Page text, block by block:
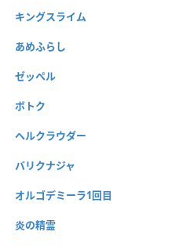
キングスライム
あめふらし
ゼッペル
ボトク
ヘルクラウダー
バリクナジャ
オルゴデミーラ1回目
炎の精霊